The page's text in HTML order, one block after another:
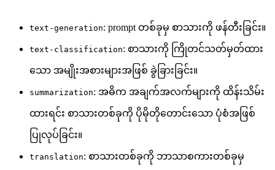
text-generation: prompt တစ်ခုမှ စာသားကို ဖန်တီးခြင်း။
text-classification: စာသားကို ကြိုတင်သတ်မှတ်ထား
သော အမျိုးအစားများအဖြစ် ခွဲခြားခြင်း။
summarization: အဓိက အချက်အလက်များကို ထိန်းသိမ်း
ထားရင်း စာသားတစ်ခုကို ပိုမိုတိုတောင်းသော ပုံစံအဖြစ်
ပြုလုပ်ခြင်း။
translation: စာသားတစ်ခုကို ဘာသာစကားတစ်ခုမှ